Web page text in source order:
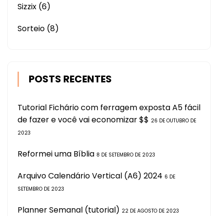
Sizzix (6)
Sorteio (8)
POSTS RECENTES
Tutorial Fichário com ferragem exposta A5 fácil
de fazer e você vai economizar $$ 26 DE OUTUBRO DE
2023
Reformei uma Bíblia 8 DE SETEMBRO DE 2023
Arquivo Calendário Vertical (A6) 2024 6 DE
SETEMBRO DE 2023
Planner Semanal (tutorial) 22 DE AGOSTO DE 2023